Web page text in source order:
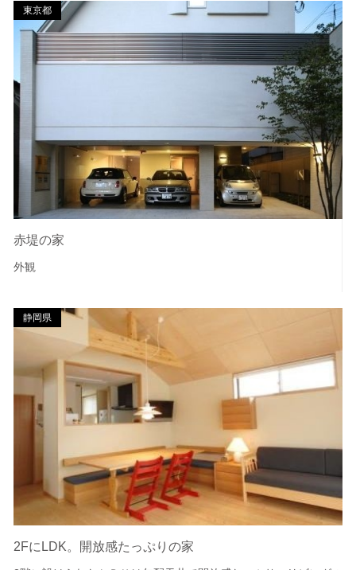
東京都
赤堤の家
外観
静岡県
2FにLDK。開放感たっぷりの家